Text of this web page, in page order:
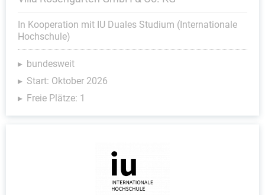
In Kooperation mit IU Duales Studium (Internationale
Hochschule)
bundesweit
Start: Oktober 2026
Freie Plätze: 1